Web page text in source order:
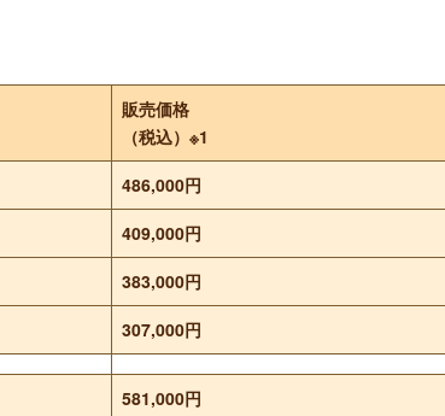
販売価格
（税込）※1
486,000円
409,000円
383,000円
307,000円
581,000円